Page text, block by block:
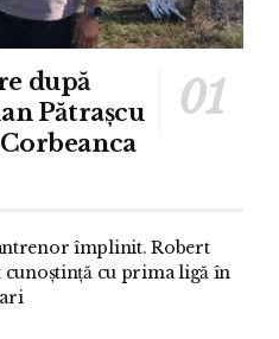
după
Pătrașcu
împlinit. Robert
cunoștință cu prima ligă în